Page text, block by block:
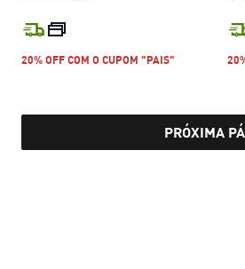
preço atual R$ 509,99
20% OFF COM O CUPOM "PAIS"
PRÓXIMA